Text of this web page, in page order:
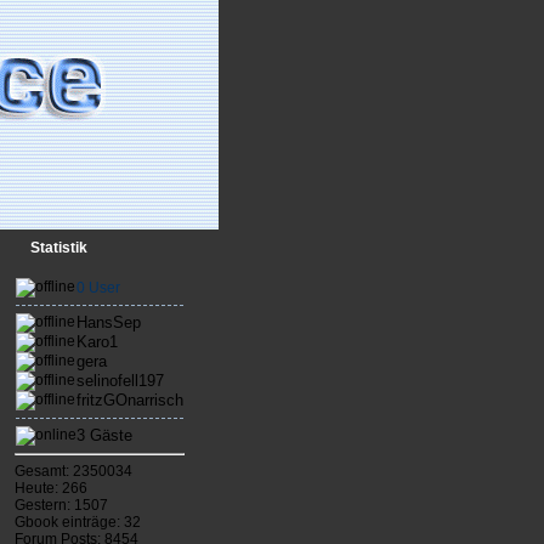
Statistik
0 User
HansSep
Karo1
gera
selinofell197
fritzGOnarrisch
3 Gäste
Gesamt: 2350034
Heute: 266
Gestern: 1507
Gbook einträge: 32
Forum Posts: 8454